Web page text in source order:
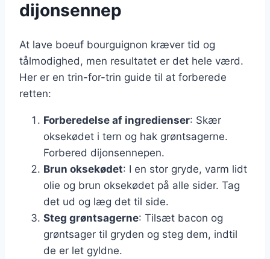
dijonsennep
At lave boeuf bourguignon kræver tid og
tålmodighed, men resultatet er det hele værd.
Her er en trin-for-trin guide til at forberede
retten:
Forberedelse af ingredienser: Skær
oksekødet i tern og hak grøntsagerne.
Forbered dijonsennepen.
Brun oksekødet: I en stor gryde, varm lidt
olie og brun oksekødet på alle sider. Tag
det ud og læg det til side.
Steg grøntsagerne: Tilsæt bacon og
grøntsager til gryden og steg dem, indtil
de er let gyldne.